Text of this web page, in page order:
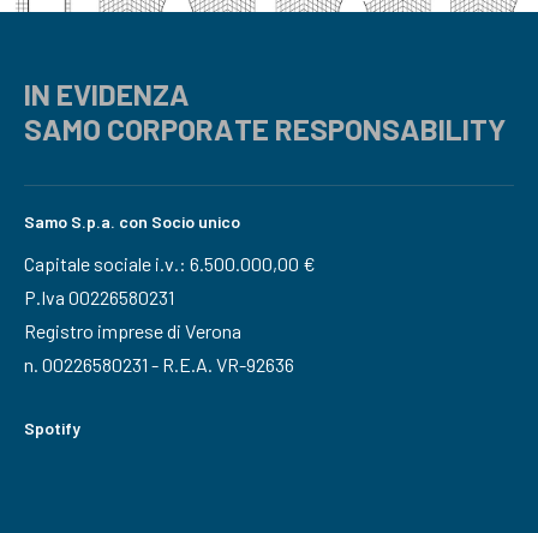
IN EVIDENZA
SAMO CORPORATE RESPONSABILITY
Samo S.p.a. con Socio unico
Capitale sociale i.v.: 6.500.000,00 €
P.Iva 00226580231
Registro imprese di Verona
n. 00226580231 - R.E.A. VR-92636
Spotify